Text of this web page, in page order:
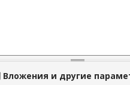
Вложения и другие